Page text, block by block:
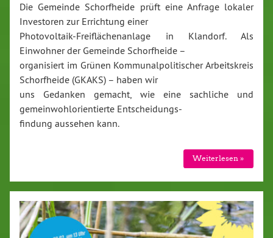
Die Gemeinde Schorfheide prüft eine Anfrage lokaler
Investoren zur Errichtung einer
Photovoltaik-Freiflächenanlage in Klandorf. Als
Einwohner der Gemeinde Schorfheide –
organisiert im Grünen Kommunalpolitischer Arbeitskreis
Schorfheide (GKAKS) – haben wir
uns Gedanken gemacht, wie eine sachliche und
gemeinwohlorientierte Entscheidungs-
findung aussehen kann.
Weiterlesen »